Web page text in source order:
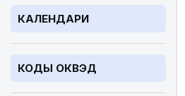
КАЛЕНДАРИ
КОДЫ ОКВЭД